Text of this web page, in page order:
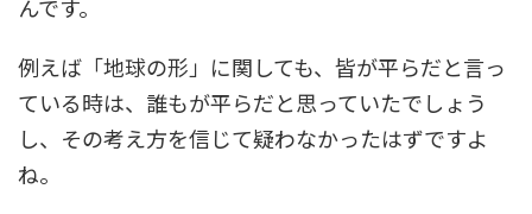
んです。
例えば「地球の形」に関しても、皆が平らだと言っ
ている時は、誰もが平らだと思っていたでしょう
し、その考え方を信じて疑わなかったはずですよ
ね。